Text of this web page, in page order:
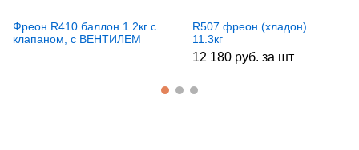
Фреон R410 баллон 1.2кг с
клапаном, с ВЕНТИЛЕМ
R507 фреон (хладон)
11.3кг
12 180 руб. за шт